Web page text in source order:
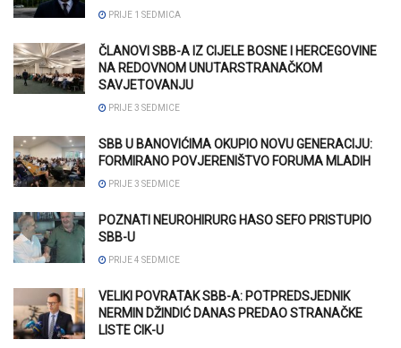
PRIJE 1 SEDMICA
ČLANOVI SBB-A IZ CIJELE BOSNE I HERCEGOVINE
NA REDOVNOM UNUTARSTRANAČKOM
SAVJETOVANJU
PRIJE 3 SEDMICE
SBB U BANOVIĆIMA OKUPIO NOVU GENERACIJU:
FORMIRANO POVJERENIŠTVO FORUMA MLADIH
PRIJE 3 SEDMICE
POZNATI NEUROHIRURG HASO SEFO PRISTUPIO
SBB-U
PRIJE 4 SEDMICE
VELIKI POVRATAK SBB-A: POTPREDSJEDNIK
NERMIN DŽINDIĆ DANAS PREDAO STRANAČKE
LISTE CIK-U